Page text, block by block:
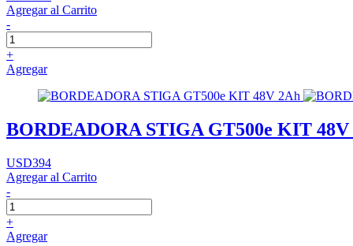
Agregar al Carrito
-
+
Agregar
BORDEADORA STIGA GT500e KIT 48V
USD394
Agregar al Carrito
-
+
Agregar